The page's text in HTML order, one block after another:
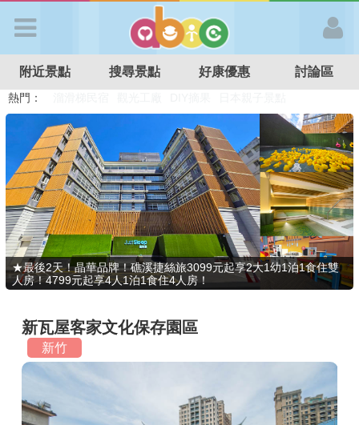
APP登入
首 頁
搜尋景點
好康優惠
最新消息
最新留言
商家合作
附近景點 搜尋景點 好康優惠 討論區
熱門：
特色遊戲場
親子住房優惠 台北親子餐廳 溫泉泡湯SPA
★最後2天！晶華品牌！礁溪捷絲旅3099元起享2大1幼1泊1食住雙
人房！4799元起享4人1泊1食住4人房！
新瓦屋客家文化保存園區
新竹